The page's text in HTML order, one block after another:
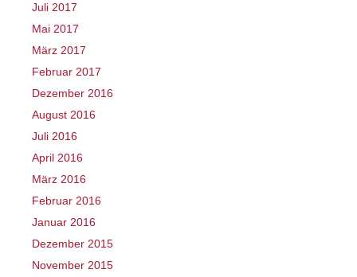
Juli 2017
Mai 2017
März 2017
Februar 2017
Dezember 2016
August 2016
Juli 2016
April 2016
März 2016
Februar 2016
Januar 2016
Dezember 2015
November 2015